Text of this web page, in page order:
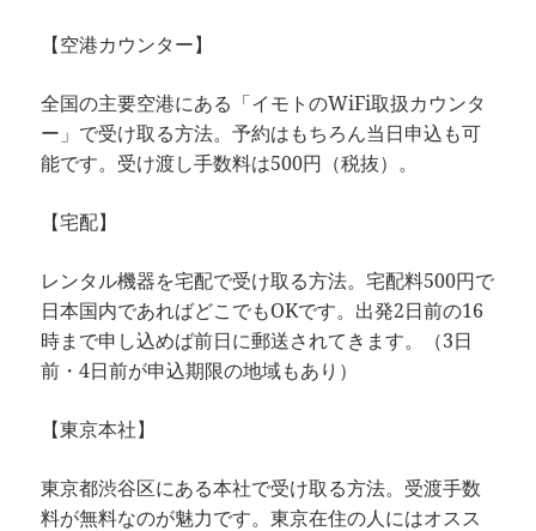
【空港カウンター】
全国の主要空港にある「イモトのWiFi取扱カウンタ
ー」で受け取る方法。予約はもちろん当日申込も可
能です。受け渡し手数料は500円（税抜）。
【宅配】
レンタル機器を宅配で受け取る方法。宅配料500円で
日本国内であればどこでもOKです。出発2日前の16
時まで申し込めば前日に郵送されてきます。（3日
前・4日前が申込期限の地域もあり）
【東京本社】
東京都渋谷区にある本社で受け取る方法。受渡手数
料が無料なのが魅力です。東京在住の人にはオスス